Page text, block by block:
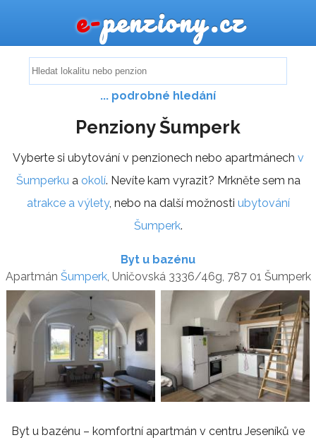
e-penziony.cz
... podrobné hledání
Penziony Šumperk
Vyberte si ubytování v penzionech nebo apartmánech v
Šumperku a okolí. Nevíte kam vyrazit? Mrkněte sem na
atrakce a výlety, nebo na další možnosti ubytování
Šumperk.
Byt u bazénu
Apartmán Šumperk, Uničovská 3336/46g, 787 01 Šumperk
Byt u bazénu – komfortní apartmán v centru Jeseníků ve